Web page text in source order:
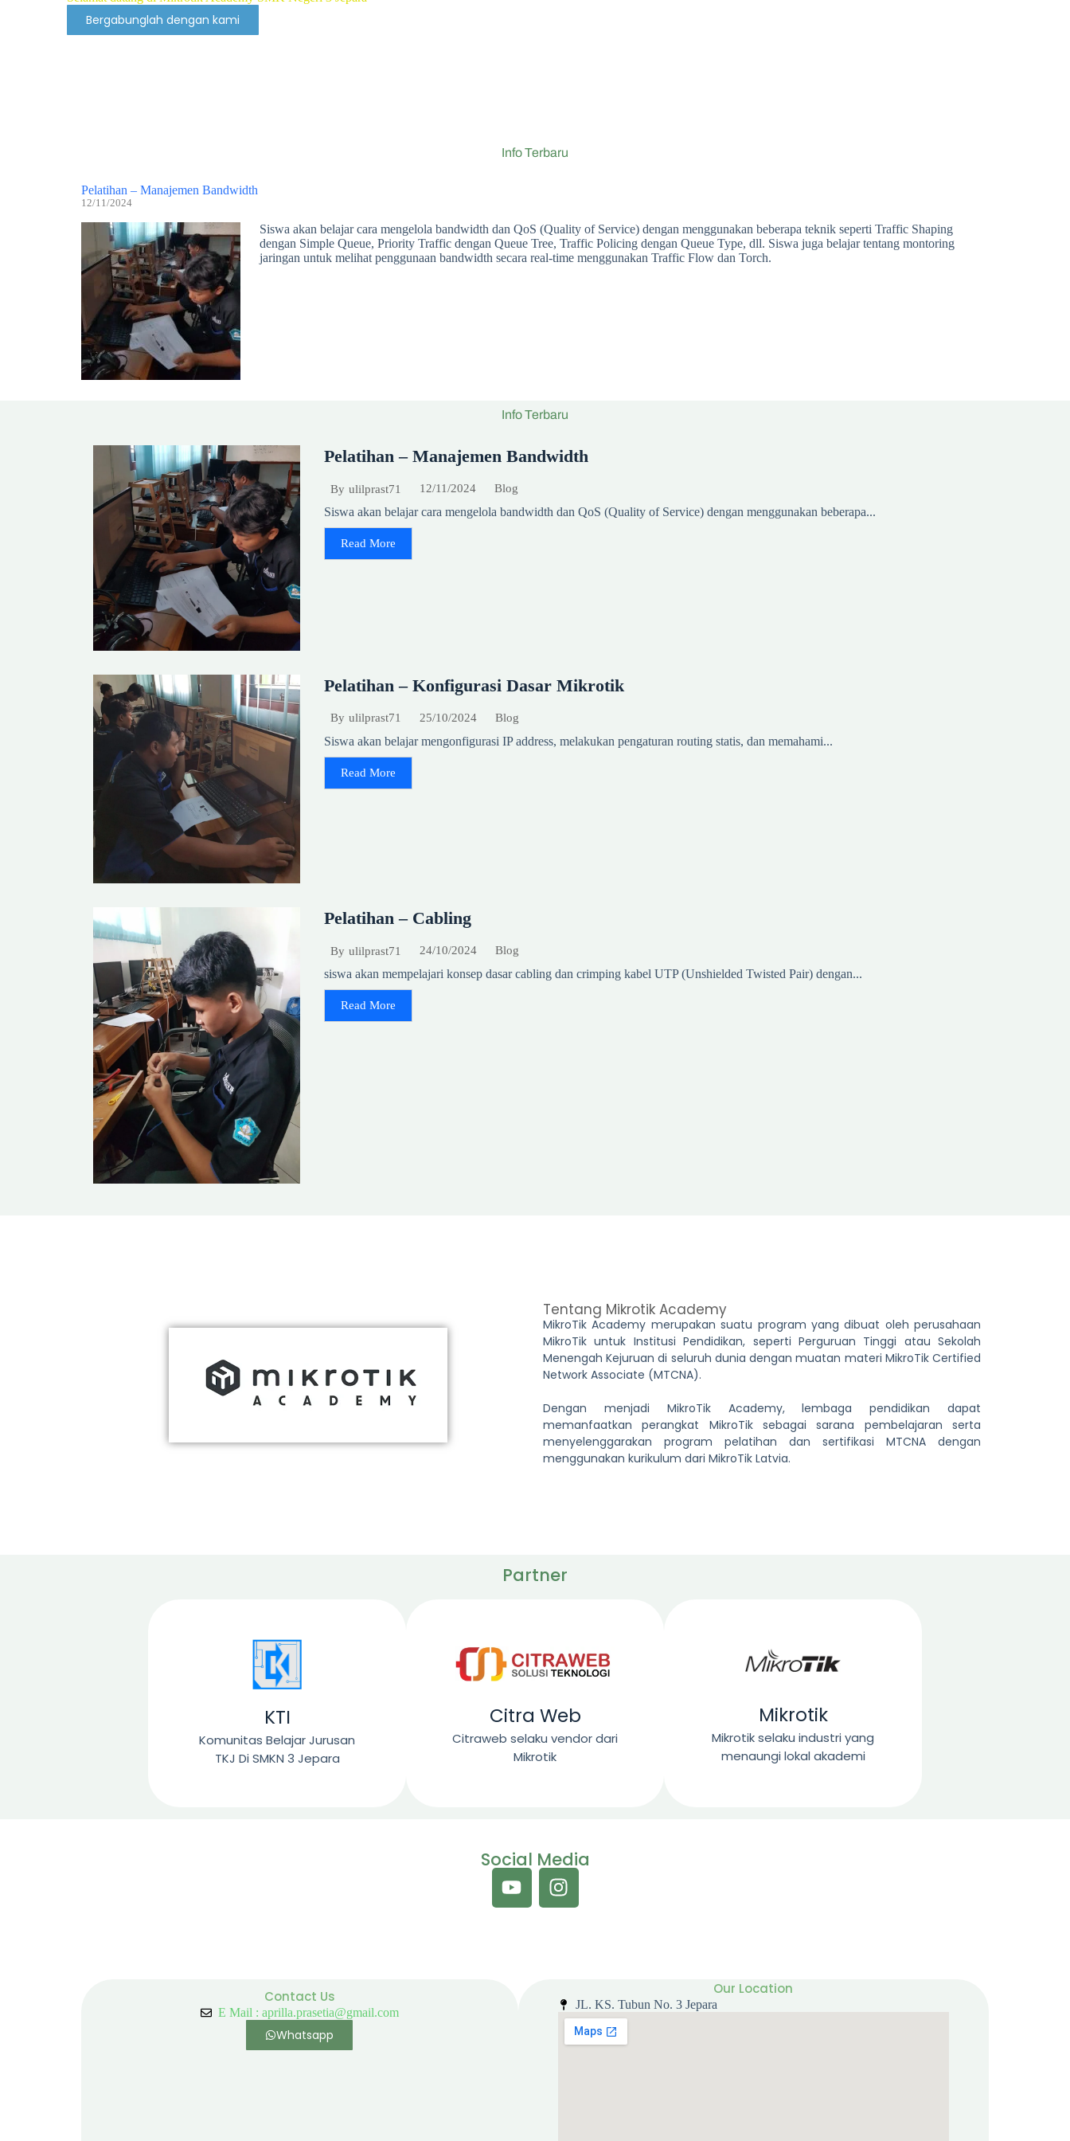
Bergabunglah dengan kami
Info Terbaru
Pelatihan – Manajemen Bandwidth
12/11/2024
Siswa akan belajar cara mengelola bandwidth dan QoS (Quality of Service) dengan menggunakan beberapa teknik seperti Traffic Shaping
dengan Simple Queue, Priority Traffic dengan Queue Tree, Traffic Policing dengan Queue Type, dll. Siswa juga belajar tentang montoring
jaringan untuk melihat penggunaan bandwidth secara real-time menggunakan Traffic Flow dan Torch.
Info Terbaru
Pelatihan – Manajemen Bandwidth
By ulilprast71 12/11/2024 Blog
Siswa akan belajar cara mengelola bandwidth dan QoS (Quality of Service) dengan menggunakan beberapa...
Read More
Pelatihan – Konfigurasi Dasar Mikrotik
By ulilprast71 25/10/2024 Blog
Siswa akan belajar mengonfigurasi IP address, melakukan pengaturan routing statis, dan memahami...
Read More
Pelatihan – Cabling
By ulilprast71 24/10/2024 Blog
siswa akan mempelajari konsep dasar cabling dan crimping kabel UTP (Unshielded Twisted Pair) dengan...
Read More
Tentang Mikrotik Academy
MikroTik Academy merupakan suatu program yang dibuat oleh perusahaan
MikroTik untuk Institusi Pendidikan, seperti Perguruan Tinggi atau Sekolah
Menengah Kejuruan di seluruh dunia dengan muatan materi MikroTik Certified
Network Associate (MTCNA).
Dengan menjadi MikroTik Academy, lembaga pendidikan dapat
memanfaatkan perangkat MikroTik sebagai sarana pembelajaran serta
menyelenggarakan program pelatihan dan sertifikasi MTCNA dengan
menggunakan kurikulum dari MikroTik Latvia.
Partner
KTI
Komunitas Belajar Jurusan
TKJ Di SMKN 3 Jepara
Citra Web
Citraweb selaku vendor dari
Mikrotik
Mikrotik
Mikrotik selaku industri yang
menaungi lokal akademi
Social Media
Contact Us
E Mail : aprilla.prasetia@gmail.com
Whatsapp
Our Location
JL. KS. Tubun No. 3 Jepara